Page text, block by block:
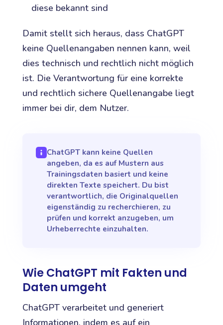
diese bekannt sind
Damit stellt sich heraus, dass ChatGPT
keine Quellenangaben nennen kann, weil
dies technisch und rechtlich nicht möglich
ist. Die Verantwortung für eine korrekte
und rechtlich sichere Quellenangabe liegt
immer bei dir, dem Nutzer.
ChatGPT kann keine Quellen
angeben, da es auf Mustern aus
Trainingsdaten basiert und keine
direkten Texte speichert. Du bist
verantwortlich, die Originalquellen
eigenständig zu recherchieren, zu
prüfen und korrekt anzugeben, um
Urheberrechte einzuhalten.
Wie ChatGPT mit Fakten und
Daten umgeht
ChatGPT verarbeitet und generiert